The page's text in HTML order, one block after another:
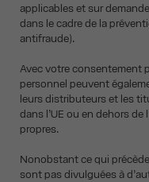
applicables et sur
dans le cadre de la
antifraude).
Avec votre consentement
personnel peuvent
leurs distributeurs et les
dans l’UE ou en dehors de
propres.
Nonobstant ce qui
sont pas divulguées à